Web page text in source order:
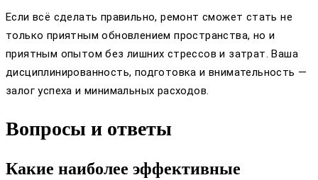
Если всё сделать правильно, ремонт сможет стать не
только приятным обновлением пространства, но и
приятным опытом без лишних стрессов и затрат. Ваша
дисциплинированность, подготовка и внимательность —
залог успеха и минимальных расходов.
Вопросы и ответы
Какие наиболее эффективные